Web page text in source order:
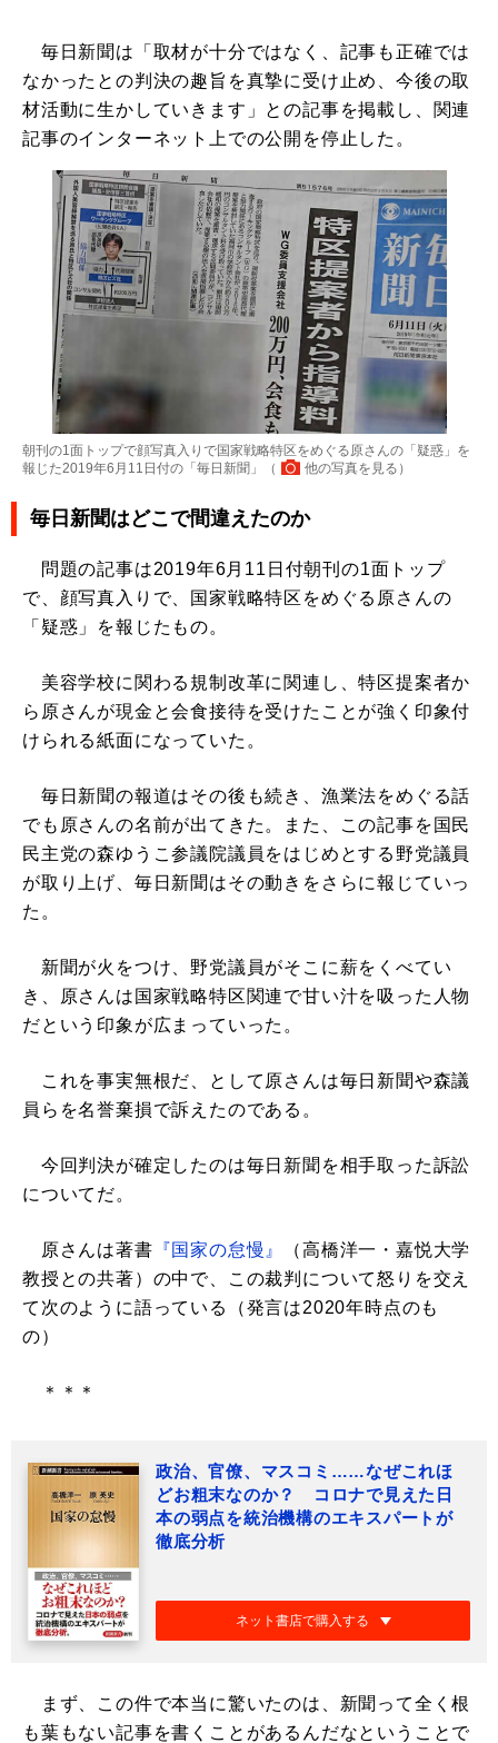
毎日新聞は「取材が十分ではなく、記事も正確では
なかったとの判決の趣旨を真摯に受け止め、今後の取
材活動に生かしていきます」との記事を掲載し、関連
記事のインターネット上での公開を停止した。
朝刊の1面トップで顔写真入りで国家戦略特区をめぐる原さんの「疑惑」を
報じた2019年6月11日付の「毎日新聞」（
他の写真を見る ）
毎日新聞はどこで間違えたのか
問題の記事は2019年6月11日付朝刊の1面トップ
で、顔写真入りで、国家戦略特区をめぐる原さんの
「疑惑」を報じたもの。
美容学校に関わる規制改革に関連し、特区提案者か
ら原さんが現金と会食接待を受けたことが強く印象付
けられる紙面になっていた。
毎日新聞の報道はその後も続き、漁業法をめぐる話
でも原さんの名前が出てきた。また、この記事を国民
民主党の森ゆうこ参議院議員をはじめとする野党議員
が取り上げ、毎日新聞はその動きをさらに報じていっ
た。
新聞が火をつけ、野党議員がそこに薪をくべてい
き、原さんは国家戦略特区関連で甘い汁を吸った人物
だという印象が広まっていった。
これを事実無根だ、として原さんは毎日新聞や森議
員らを名誉棄損で訴えたのである。
今回判決が確定したのは毎日新聞を相手取った訴訟
についてだ。
原さんは著書 『国家の怠慢』
（高橋洋一・嘉悦大学
教授との共著）の中で、この裁判について怒りを交え
て次のように語っている（発言は2020年時点のも
の）
＊＊＊
政治、官僚、マスコミ……なぜこれほ
どお粗末なのか？ コロナで見えた日
本の弱点を統治機構のエキスパートが
徹底分析
ネット書店で購入する
まず、この件で本当に驚いたのは、新聞って全く根
も葉もない記事を書くことがあるんだなということで